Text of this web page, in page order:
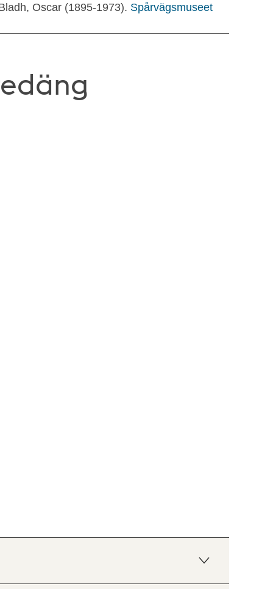
Oscar (1895-1973). Spårvägsmuseet